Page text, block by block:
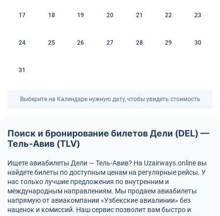
17 18 19 20 21 22 23
24 25 26 27 28 29 30
31
Выберите на Календаре нужную дату, чтобы увидеть стоимость
Поиск и бронирование билетов Дели (DEL) —
Тель-Авив (TLV)
Ищете авиабилеты Дели — Тель-Авив? На Uzairways.online вы
найдете билеты по доступным ценам на регулярные рейсы. У
нас только лучшие предложения по внутренним и
международным направлениям. Мы продаем авиабилеты
напрямую от авиакомпании «Узбекские авиалинии» без
наценок и комиссий. Наш сервис позволит вам быстро и